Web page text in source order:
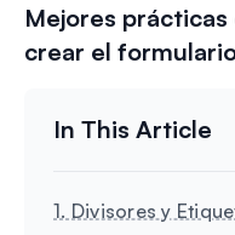
Mejores
crear el
1. Divisores y